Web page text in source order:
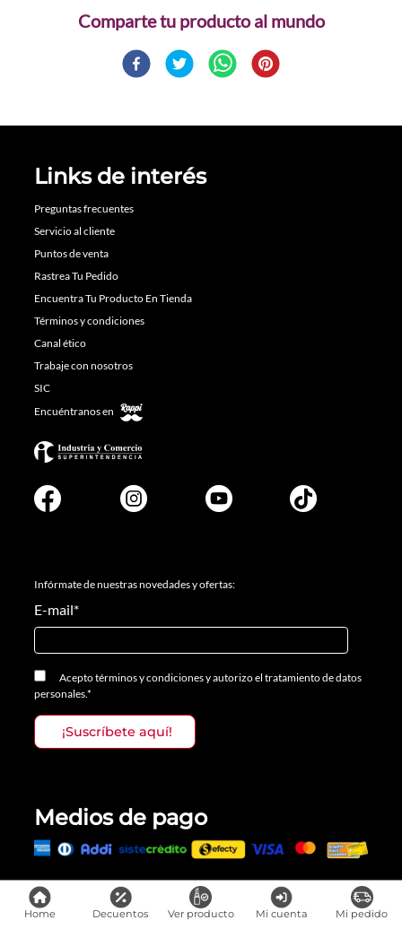
Home Decuentos Ver producto Mi cuenta Mi pedido
Comparte
Links de interés
Preguntas frecuentes
Servicio al cliente
Puntos de venta
Rastrea Tu Pedido
Encuentra Tu Producto En Tienda
Términos y condiciones
Canal ético
Trabaje con nosotros
SIC
Encuéntranos en
Infórmate de nuestras novedades y ofertas:
E-mail*
Aceptotérminos y condicionesyautorizo el tratamiento de datos
personales.*
Medios de pago
Todos los derechos reservados, Prosalon Distribuciones S.A.S., 2023